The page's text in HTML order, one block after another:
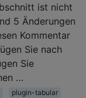
ist nicht
5 Änderungen
Kommentar
Sie nach
Sie
…
plugin-tabular